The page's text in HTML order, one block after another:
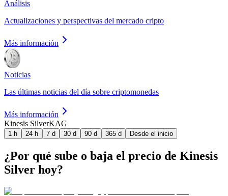
Análisis
Actualizaciones y perspectivas del mercado cripto
Más información
Noticias
Las últimas noticias del día sobre criptomonedas
Más información
Kinesis SilverKAG
1 h 24 h 7 d 30 d 90 d 365 d Desde el inicio
¿Por qué sube o baja el precio de Kinesis
Silver hoy?